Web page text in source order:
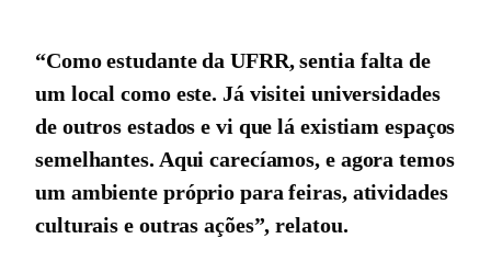
“Como estudante da UFRR, sentia falta de
um local como este. Já visitei universidades
de outros estados e vi que lá existiam espaços
semelhantes. Aqui carecíamos, e agora temos
um ambiente próprio para feiras, atividades
culturais e outras ações”, relatou.